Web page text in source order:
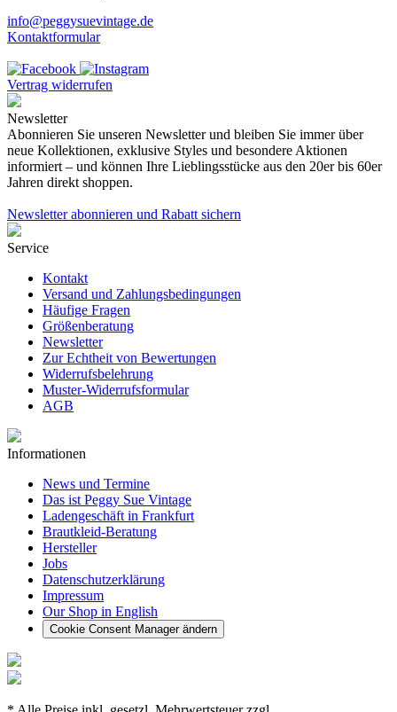
info@peggysuevintage.de
Kontaktformular
Vertrag widerrufen
Newsletter
Abonnieren Sie unseren Newsletter und bleiben Sie immer über
neue Kollektionen, exklusive Styles und besondere Aktionen
informiert – und können Ihre Lieblingsstücke aus den 20er bis 60er
Jahren direkt shoppen.
Newsletter abonnieren und Rabatt sichern
Service
Kontakt
Versand und Zahlungsbedingungen
Häufige Fragen
Größenberatung
Newsletter
Zur Echtheit von Bewertungen
Widerrufsbelehrung
Muster-Widerrufsformular
AGB
Informationen
News und Termine
Das ist Peggy Sue Vintage
Ladengeschäft in Frankfurt
Brautkleid-Beratung
Hersteller
Jobs
Datenschutzerklärung
Impressum
Our Shop in English
Cookie Consent Manager ändern